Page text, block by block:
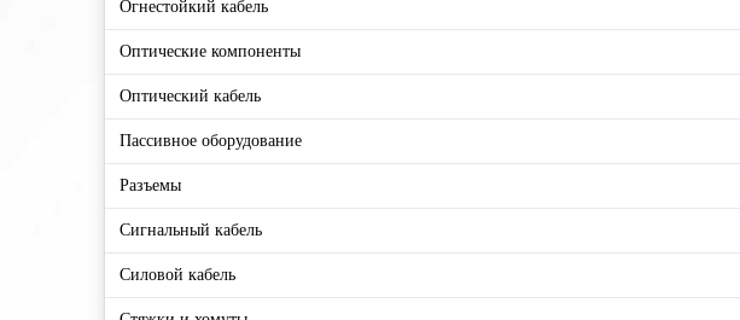
Огнестойкий кабель
Оптические компоненты
Оптический кабель
Пассивное оборудование
Разъемы
Сигнальный кабель
Силовой кабель